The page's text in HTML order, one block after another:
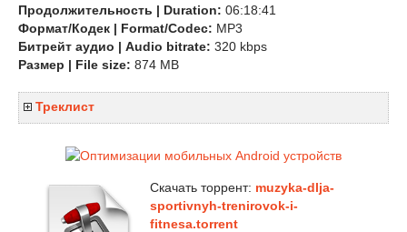
Продолжительность | Duration: 06:18:41
Формат/Кодек | Format/Codec: MP3
Битрейт аудио | Audio bitrate: 320 kbps
Размер | File size: 874 MB
Треклист
Скачать торрент: muzyka-dlja-
sportivnyh-trenirovok-i-
fitnesa.torrent